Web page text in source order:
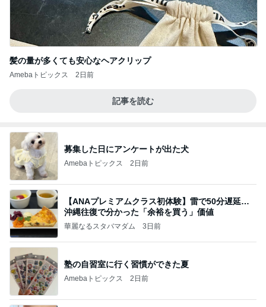
髪の量が多くても安心なヘアクリップ
Amebaトピックス 2日前
記事を読む
募集した日にアンケートが出た犬
Amebaトピックス 2日前
【ANAプレミアムクラス初体験】雷で50分遅延…
沖縄往復で分かった「余裕を買う」価値
華麗なるスタバマダム 3日前
塾の自習室に行く習慣ができた夏
Amebaトピックス 2日前